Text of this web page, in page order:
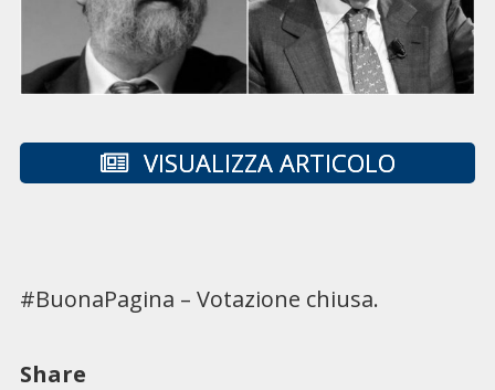
VISUALIZZA ARTICOLO
#BuonaPagina – Votazione chiusa.
Share